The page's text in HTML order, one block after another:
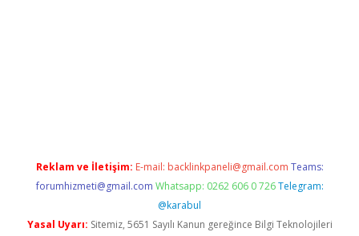
Reklam ve İletişim: E-mail: backlinkpaneli@gmail.com Teams:
forumhizmeti@gmail.com Whatsapp: 0262 606 0 726 Telegram:
@karabul
Yasal Uyarı: Sitemiz, 5651 Sayılı Kanun gereğince Bilgi Teknolojileri